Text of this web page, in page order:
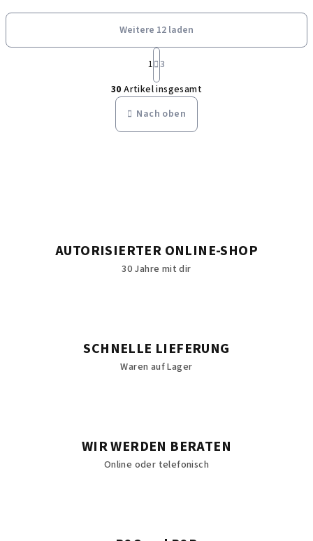
S
t
e
u
n
t
L
i
Weitere 12 laden
P
a
g
i
n
i
e
1 3
30 Artikel insgesamt
Nach oben
AUTORISIERTER ONLINE-SHOP
30 Jahre mit dir
SCHNELLE LIEFERUNG
Waren auf Lager
WIR WERDEN BERATEN
Online oder telefonisch